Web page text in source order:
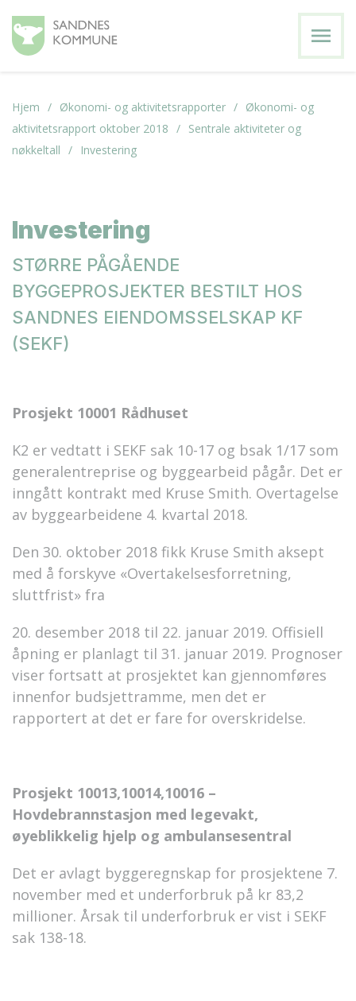
menu
Hjem Økonomi- og aktivitetsrapporter
Økonomi- og
aktivitetsrapport oktober 2018
Sentrale aktiviteter og
nøkkeltall
Investering
Investering
STØRRE PÅGÅENDE
BYGGEPROSJEKTER BESTILT HOS
SANDNES EIENDOMSSELSKAP KF
(SEKF)
Prosjekt 10001 Rådhuset
K2 er vedtatt i SEKF sak 10-17 og bsak 1/17 som
generalentreprise og byggearbeid pågår. Det er
inngått kontrakt med Kruse Smith. Overtagelse
av byggearbeidene 4. kvartal 2018.
Den 30. oktober 2018 fikk Kruse Smith aksept
med å forskyve «Overtakelsesforretning,
sluttfrist» fra
20. desember 2018 til 22. januar 2019. Offisiell
åpning er planlagt til 31. januar 2019. Prognoser
viser fortsatt at prosjektet kan gjennomføres
innenfor budsjettramme, men det er
rapportert at det er fare for overskridelse.
Prosjekt 10013,10014,10016 –
Hovdebrannstasjon med legevakt,
øyeblikkelig hjelp og ambulansesentral
Det er avlagt byggeregnskap for prosjektene 7.
november med et underforbruk på kr 83,2
millioner. Årsak til underforbruk er vist i SEKF
sak 138-18.